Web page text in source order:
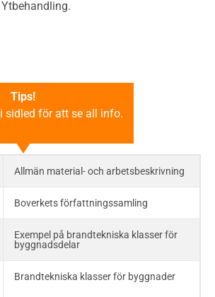
Tips!
sidled för att se all info.
Allmän material- och arbetsbeskrivning
Boverkets författningssamling
Exempel på brandtekniska klasser för
byggnadsdelar
Brandtekniska klasser för byggnader